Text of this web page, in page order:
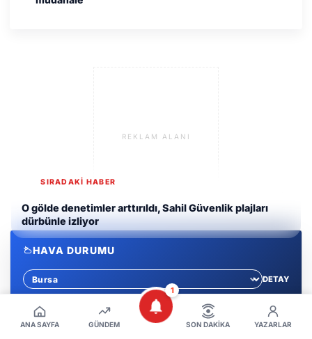
ANA SAYFA GÜNDEM
1
SON DAKIKA YAZARLAR
REKLAM ALANI
HAVA DURUMU
Sehir sec
DETAY
BURSA
32C
SIRADAKİ HABER
O gölde denetimler arttırıldı, Sahil Güvenlik plajları
dürbünle izliyor